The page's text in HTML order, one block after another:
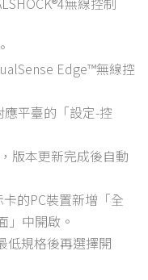
Edge™無線控
平臺的「設定-控
版本更新完成後自動
的PC裝置新增「全
」中開啟。
低規格後再選擇開